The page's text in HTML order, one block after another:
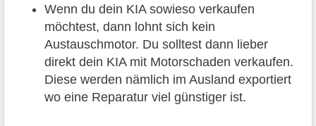
Wenn du dein KIA sowieso verkaufen
möchtest, dann lohnt sich kein
Austauschmotor. Du solltest dann lieber
direkt dein KIA mit Motorschaden verkaufen.
Diese werden nämlich im Ausland exportiert
wo eine Reparatur viel günstiger ist.